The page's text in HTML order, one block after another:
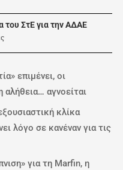
του ΣτΕ για την ΑΔΑΕ
επιμένει, οι
αγνοείται
κλίκα
λόγο σε κανέναν για τις
για τη Marfin, η